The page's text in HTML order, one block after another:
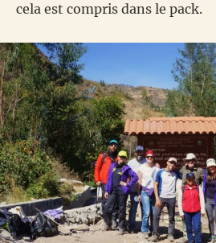
cela est compris dans le pack.